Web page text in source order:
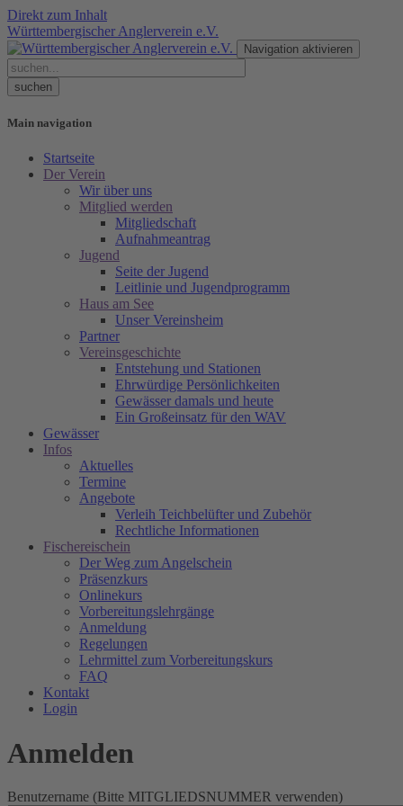
Direkt zum Inhalt
Württembergischer Anglerverein e.V.
Navigation aktivieren
Main navigation
Startseite
Der Verein
Wir über uns
Mitglied werden
Mitgliedschaft
Aufnahmeantrag
Jugend
Seite der Jugend
Leitlinie und Jugendprogramm
Haus am See
Unser Vereinsheim
Partner
Vereinsgeschichte
Entstehung und Stationen
Ehrwürdige Persönlichkeiten
Gewässer damals und heute
Ein Großeinsatz für den WAV
Gewässer
Infos
Aktuelles
Termine
Angebote
Verleih Teichbelüfter und Zubehör
Rechtliche Informationen
Fischereischein
Der Weg zum Angelschein
Präsenzkurs
Onlinekurs
Vorbereitungslehrgänge
Anmeldung
Regelungen
Lehrmittel zum Vorbereitungskurs
FAQ
Kontakt
Login
Anmelden
Benutzername (Bitte MITGLIEDSNUMMER verwenden)